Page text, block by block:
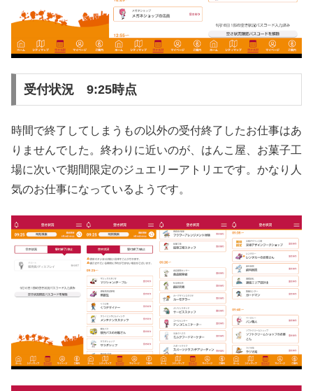
受付状況 9:25時点
時間で終了してしまうもの以外の受付終了したお仕事はあ
りませんでした。終わりに近いのが、はんこ屋、お菓子工
場に次いで期間限定のジュエリーアトリエです。かなり人
気のお仕事になっているようです。